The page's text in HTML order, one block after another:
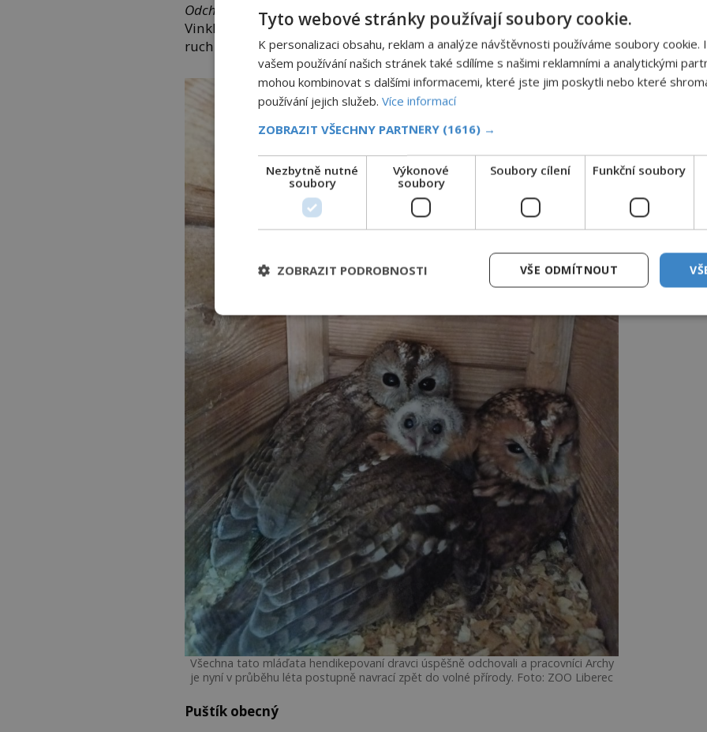
Odchovaná mláďata jsou jen dokladem výborné péče,“
říká Květa
Vinklátová, náměstkyně pro kulturu, památkovou péči a cestovní
ruch Libereckého kraje.
Všechna tato mláďata hendikepovaní dravci úspěšně odchovali a pracovníci Archy
je nyní v průběhu léta postupně navrací zpět do volné přírody. Foto: ZOO Liberec
Puštík obecný
Tyto webové stránky používají soubory cookie.
K personalizaci obsahu, reklam a analýze návštěvnosti používáme soubory cookie.
vašem používání našich stránek také sdílíme s našimi reklamními a analytickými
mohou kombinovat s dalšími informacemi, které jste jim poskytli nebo které
používání jejich služeb. Více informací
ZOBRAZIT VŠECHNY PARTNERY (1616) →
Nezbytně nutné
soubory
Výkonové
soubory
Soubory cílení Funkční soubory
VŠE ODMÍTNOUT
ZOBRAZIT PODROBNOSTI